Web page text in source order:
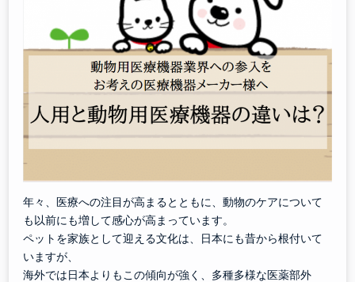
年々、医療への注目が高まるとともに、動物のケアについて
も以前にも増して感心が高まっています。
ペットを家族として迎える文化は、日本にも昔から根付いて
いますが、
海外では日本よりもこの傾向が強く、多種多様な医薬部外